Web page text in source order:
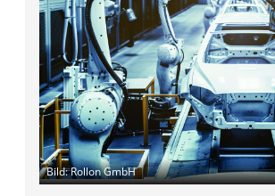
Bild: Rollon GmbH